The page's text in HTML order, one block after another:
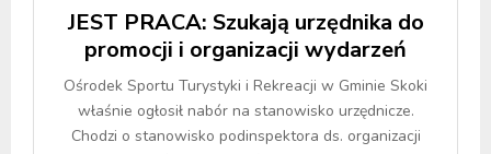
JEST PRACA: Szukają urzędnika do
promocji i organizacji wydarzeń
Ośrodek Sportu Turystyki i Rekreacji w Gminie Skoki
właśnie ogłosił nabór na stanowisko urzędnicze.
Chodzi o stanowisko podinspektora ds. organizacji